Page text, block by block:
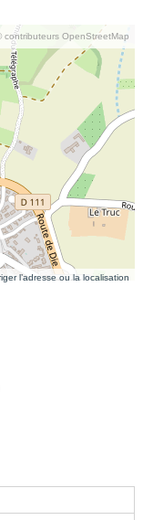
contributeurs OpenStreetMap
l’adresse ou la localisation